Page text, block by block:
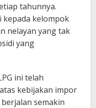
tahunnya.
kepada kelompok
nelayan yang tak
yang
ini telah
kebijakan impor
semakin